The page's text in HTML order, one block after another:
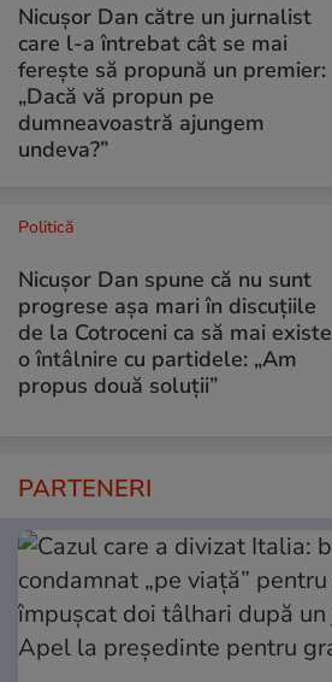
Nicușor Dan către un jurnalist
care l-a întrebat cât se mai
ferește să propună un premier:
„Dacă vă propun pe
dumneavoastră ajungem
undeva?”
Politică
Nicușor Dan spune că nu sunt
progrese așa mari în discuțiile
de la Cotroceni ca să mai existe
o întâlnire cu partidele: „Am
propus două soluții”
PARTENERI